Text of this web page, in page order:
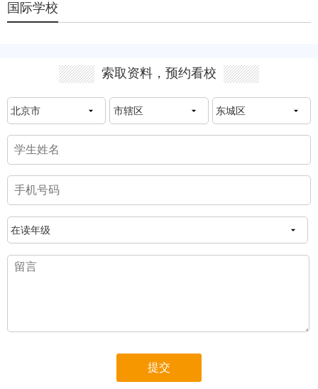
国际学校
索取资料，预约看校